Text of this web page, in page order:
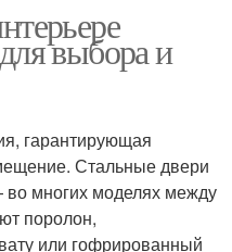
выбора и
гарантирующая
Стальные двери
во многих моделях между
поролон,
или гофрированный